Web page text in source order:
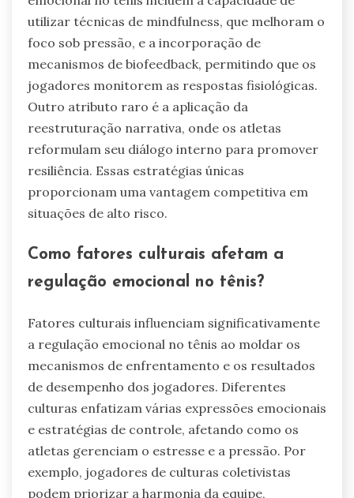
utilizar técnicas de mindfulness, que melhoram o
foco sob pressão, e a incorporação de
mecanismos de biofeedback, permitindo que os
jogadores monitorem as respostas fisiológicas.
Outro atributo raro é a aplicação da
reestruturação narrativa, onde os atletas
reformulam seu diálogo interno para promover
resiliência. Essas estratégias únicas
proporcionam uma vantagem competitiva em
situações de alto risco.
Como fatores culturais afetam a
regulação emocional no tênis?
Fatores culturais influenciam significativamente
a regulação emocional no tênis ao moldar os
mecanismos de enfrentamento e os resultados
de desempenho dos jogadores. Diferentes
culturas enfatizam várias expressões emocionais
e estratégias de controle, afetando como os
atletas gerenciam o estresse e a pressão. Por
exemplo, jogadores de culturas coletivistas
podem priorizar a harmonia da equipe,